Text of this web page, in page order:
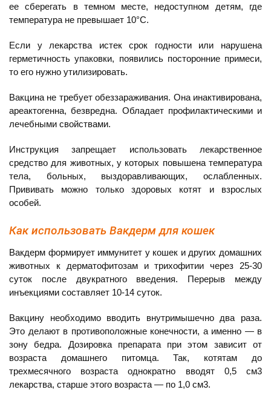
ее сберегать в темном месте, недоступном детям, где
температура не превышает 10°С.
Если у лекарства истек срок годности или нарушена
герметичность упаковки, появились посторонние примеси,
то его нужно утилизировать.
Вакцина не требует обеззараживания. Она инактивирована,
ареактогенна, безвредна. Обладает профилактическими и
лечебными свойствами.
Инструкция запрещает использовать лекарственное
средство для животных, у которых повышена температура
тела, больных, выздоравливающих, ослабленных.
Прививать можно только здоровых котят и взрослых
особей.
Как использовать Вакдерм для кошек
Вакдерм формирует иммунитет у кошек и других домашних
животных к дерматофитозам и трихофитии через 25-30
суток после двукратного введения. Перерыв между
инъекциями составляет 10-14 суток.
Вакцину необходимо вводить внутримышечно два раза.
Это делают в противоположные конечности, а именно — в
зону бедра. Дозировка препарата при этом зависит от
возраста домашнего питомца. Так, котятам до
трехмесячного возраста однократно вводят 0,5 см3
лекарства, старше этого возраста — по 1,0 см3.